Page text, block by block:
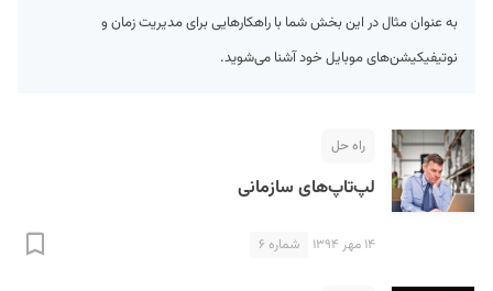
به عنوان مثال در این بخش شما با راهکارهایی برای مدیریت زمان و
نوتیفیکیشن‌های موبایل خود آشنا می‌شوید.
راه حل
لپ‌تاپ‌های سازمانی
۱۴ مهر ۱۳۹۴ شماره ۶